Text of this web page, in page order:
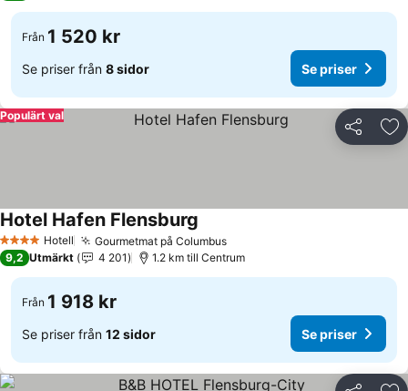
Från 1 520 kr
Se priser från 8 sidor Se priser
Dela
Populärt val
4 StjärnorHotell Gourmetmat på Columbus
Hotel Hafen Flensburg
9,2 Utmärkt 4 201 1.2 km till Centrum
Från 1 918 kr
Se priser från 12 sidor Se priser